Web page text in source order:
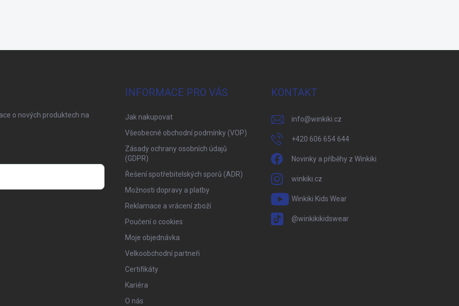
o nových produktech na
INFORMACE PRO VÁS
Jak nakupovat
Všeobecné obchodní podmínky (VOP)
Zásady ochrany osobních údajů
(GDPR)
Řešení spotřebitelských sporů (ADR)
Možnosti dopravy a platby
Reklamace a vrácení zboží
Poučení o cookies
Moje objednávka
Velkoobchodní partneři
Certifikáty
Kariéra
O nás
KONTAKT
info@winkiki.cz
+420 606 654 644
Novinky a příběhy z Winkiki
winkiki.cz
Winkiki Kids Wear
@winkikikidswear